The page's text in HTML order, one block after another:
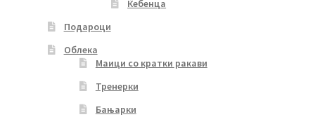
Ќебенца
Подароци
Облека
Маици со кратки ракави
Тренерки
Бањарки